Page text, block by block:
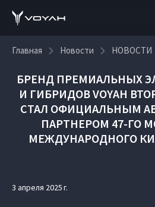
Главная Новости НОВОСТИ
БРЕНД ПРЕМИАЛЬНЫХ
И ГИБРИДОВ VOYAH
СТАЛ ОФИЦИАЛЬНЫМ
ПАРТНЕРОМ 47-ГО
МЕЖДУНАРОДНОГО
3 апреля 2025 г.